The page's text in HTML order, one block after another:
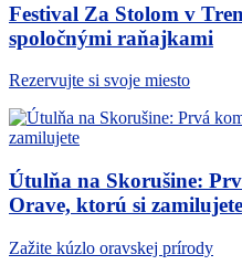
Festival Za Stolom v
spoločnými raňajkami
Rezervujte si svoje miesto
Útulňa na Skorušine:
Orave, ktorú si zamilujete
Zažite kúzlo oravskej prírody